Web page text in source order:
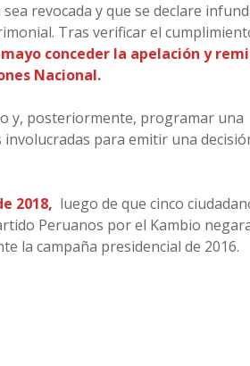
revocada y que se declare
Tras verificar el
conceder la apelación y
Nacional.
y, posteriormente, programar una
para emitir una
2018, luego de que cinco
Peruanos por el Kambio
la campaña presidencial de 2016.